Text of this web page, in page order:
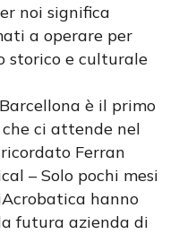
noi significa
a operare per
storico e culturale
è il primo
ci attende nel
Ferran
– Solo pochi mesi
hanno
futura azienda di